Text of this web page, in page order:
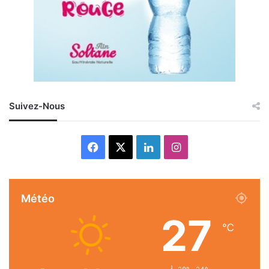
Suivez-Nous
Facebook LinkedinInstagram
Météo
27 ℃